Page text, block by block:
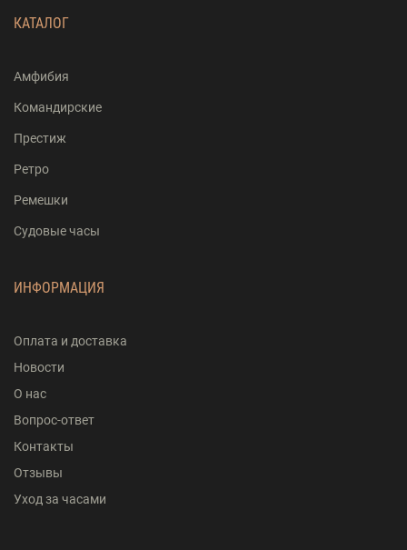
КАТАЛОГ
Амфибия
Командирские
Престиж
Ретро
Ремешки
Судовые часы
ИНФОРМАЦИЯ
Оплата и доставка
Новости
О нас
Вопрос-ответ
Контакты
Отзывы
Уход за часами